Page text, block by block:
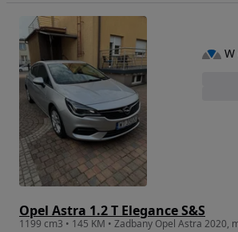
Opel Astra 1.2 T Elegance S&S
1199 cm3 • 145 KM • Zadbany Opel Astra 2020,